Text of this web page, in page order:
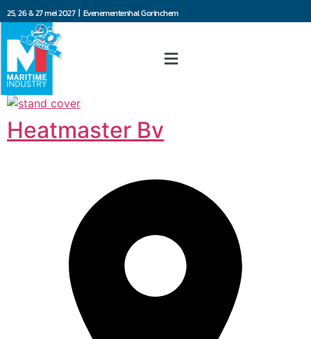
25, 26 & 27 mei 2027 | Evenementenhal Gorinchem
Heatmaster Bv